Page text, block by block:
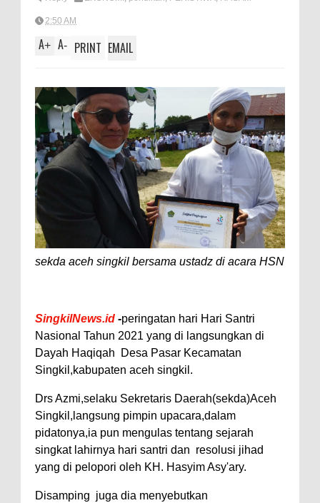
2:50 AM
A+ A- PRINT EMAIL
sekda aceh singkil bersama ustadz di acara HSN
SingkilNews.id -peringatan hari Hari Santri
Nasional Tahun 2021 yang di langsungkan di
Dayah Haqiqah Desa Pasar Kecamatan
Singkil,kabupaten aceh singkil.
Drs Azmi,selaku Sekretaris Daerah(sekda)Aceh
Singkil,langsung pimpin upacara,dalam
pidatonya,ia pun mengulas tentang sejarah
singkat lahirnya hari santri dan resolusi jihad
yang di pelopori oleh KH. Hasyim Asy'ary.
Disamping juga dia menyebutkan